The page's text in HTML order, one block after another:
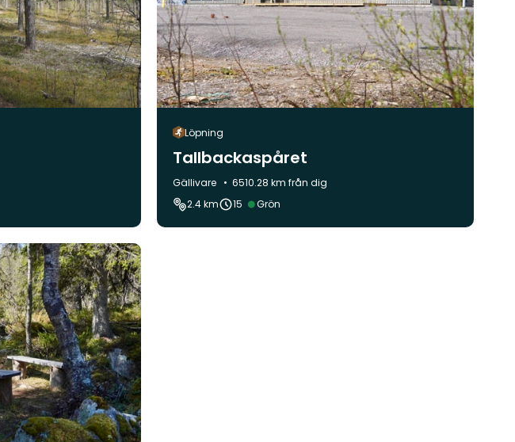
Löpning
Tallbackaspåret
Kommun:
Gällivare
6510.28 km från dig
2.4 km
15 Svårighetsgrad:
Grön